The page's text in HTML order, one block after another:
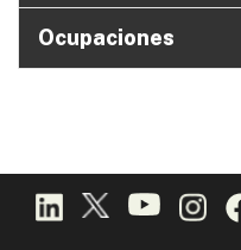
Ocupaciones